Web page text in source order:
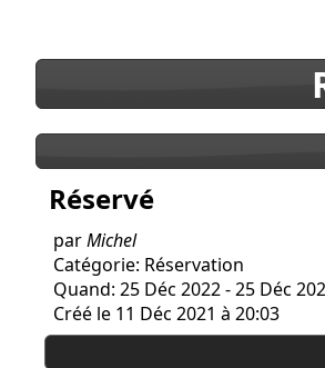
Réservé
parMichel
Catégorie: Réservation
Quand: 25 Déc 2022 - 25 Déc
Créé le 11 Déc 2021 à 20:03